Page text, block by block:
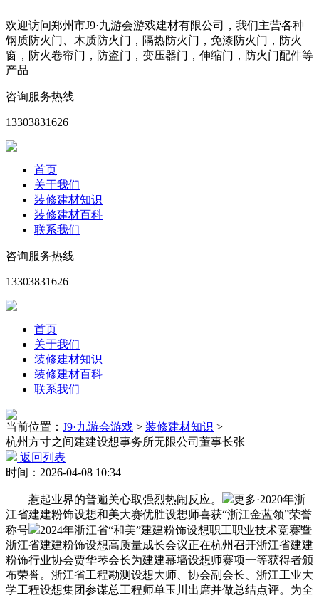
欢迎访问郑州市J9·九游会游戏建材有限公司，我们主营各种
钢质防火门、木质防火门，隔热防火门，免漆防火门，防火
窗，防火卷帘门，防盗门，变压器门，伸缩门，防火门配件等
产品
咨询服务热线
13303831626
首页
关于我们
装修建材知识
装修建材百科
联系我们
咨询服务热线
13303831626
首页
关于我们
装修建材知识
装修建材百科
联系我们
当前位置： J9·九游会游戏 > 装修建材知识 >
杭州方寸之间建建设想事务所无限公司董事长张
返回列表
时间：2026-04-08 10:34
惹起业界的普遍关心取强烈热闹反应。
更多·2020年浙
江省建建粉饰设想和美大赛优胜设想师喜获“浙江金蓝领”荣誉
称号
2024年浙江省“和美”建建粉饰设想职工职业技术竞赛暨
浙江省建建粉饰设想高质量成长会议正在杭州召开浙江省建建
粉饰行业协会贾华琴会长为建建幕墙设想师赛项一等获得者颁
布荣誉。浙江省工程勘测设想大师、协会副会长、浙江工业大
学工程设想集团参谋总工程师单玉川出席并做总结点评。为全